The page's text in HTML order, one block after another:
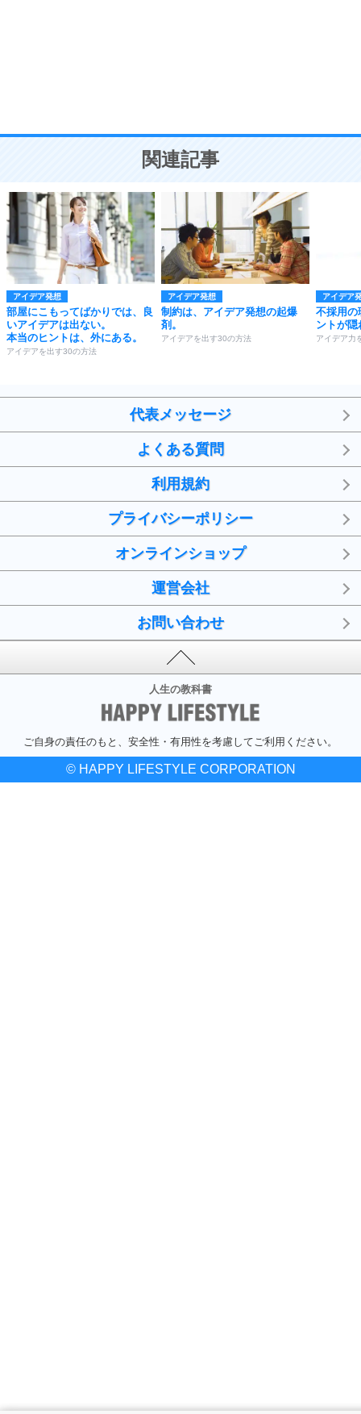
ことが大切。
関連記事
アイデア発想
部屋にこもってばかりでは、良
いアイデアは出ない。
本当のヒントは、外にある。
アイデアを出す30の方法
アイデア発想
制約は、アイデア発想の起爆
剤。
アイデアを出す30の方法
アイデア
不採用の
ントが隠
アイデア力
代表メッセージ
よくある質問
利用規約
プライバシーポリシー
オンラインショップ
運営会社
お問い合わせ
人生の教科書
ご自身の責任のもと、安全性・有用性を考慮してご利用ください。
© HAPPY LIFESTYLE CORPORATION